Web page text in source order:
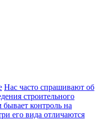
Нас часто спрашивают об
строительного
бывает контроль на
его вида отличаются